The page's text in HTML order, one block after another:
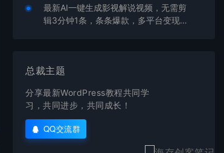
最新AI一键生成影视解说视频，无需剪
辑3分钟1条，条条爆款，多平台变现日
总裁主题
分享最新WordPress教程共同学
习，共同进步，共同成长！
QQ交流群